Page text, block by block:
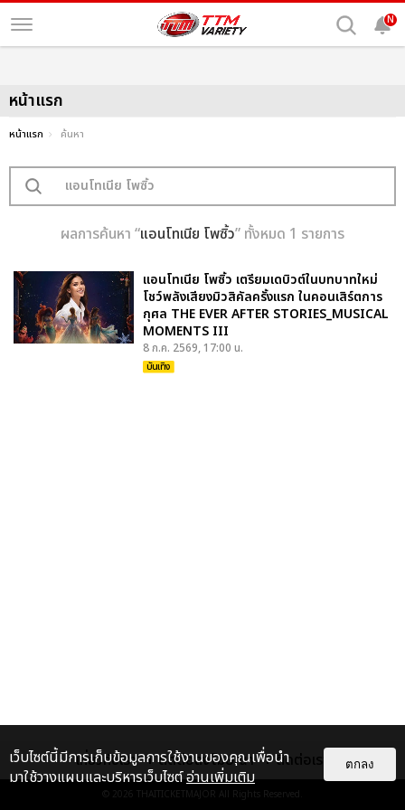
N
หน้าแรก
หน้าแรก ค้นหา
ผลการค้นหา “แอนโทเนีย โพซิ้ว” ทั้งหมด 1 รายการ
แอนโทเนีย โพซิ้ว เตรียมเดบิวต์ในบทบาทใหม่
โชว์พลังเสียงมิวสิคัลครั้งแรก ในคอนเสิร์ตการ
กุศล THE EVER AFTER STORIES_MUSICAL
MOMENTS III
8 ก.ค. 2569, 17:00 น.
บันเทิง
เกี่ยวกับเรา ติดต่อลงโฆษณา ติดต่อเรา
© 2026 THAITICKETMAJOR All Rights Reserved.
เว็บไซต์นี้มีการเก็บข้อมูลการใช้งานของคุณเพื่อนำ
มาใช้วางแผนและบริหารเว็บไซต์อ่านเพิ่มเติม
ตกลง